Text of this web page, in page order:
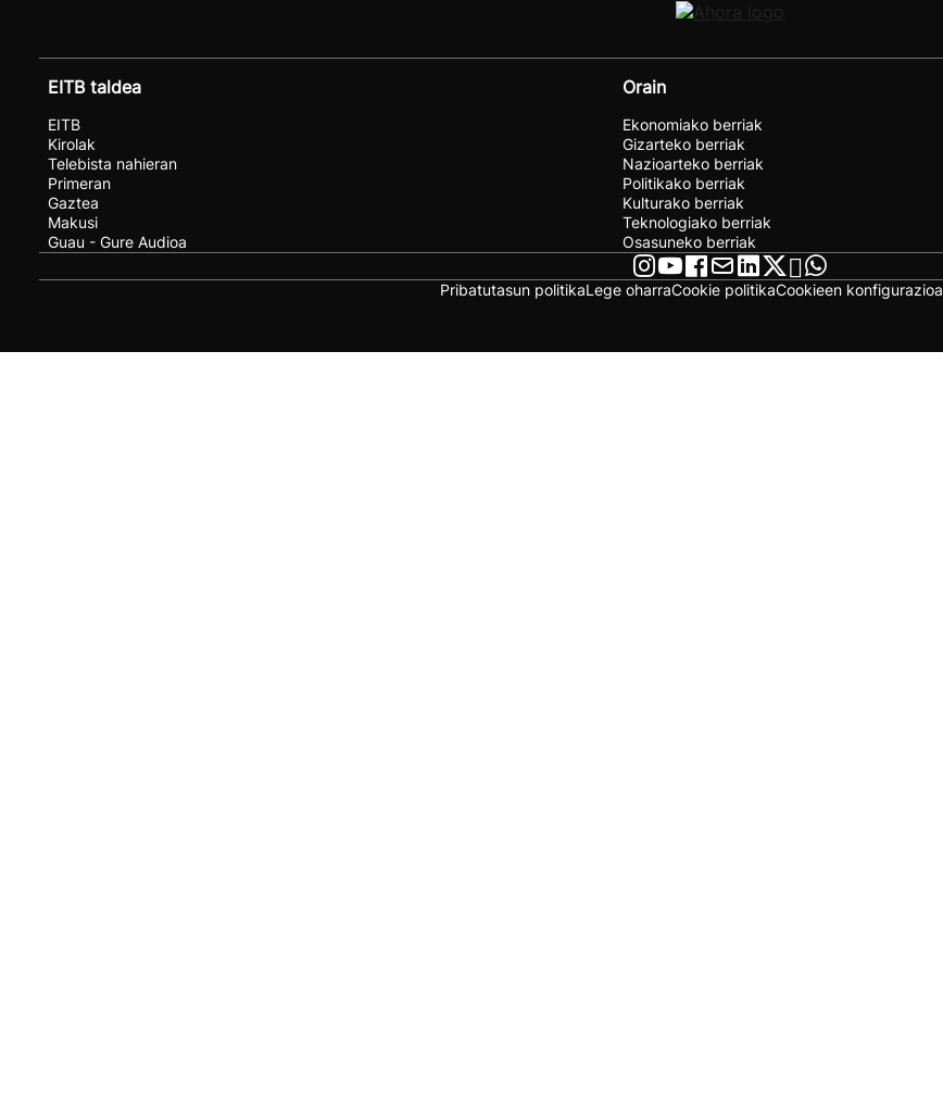
EITB taldea
EITB
Kirolak
Telebista nahieran
Primeran
Gaztea
Makusi
Guau - Gure Audioa
Orain
Ekonomiako berriak
Gizarteko berriak
Nazioarteko berriak
Politikako berriak
Kulturako berriak
Teknologiako berriak
Osasuneko berriak
Pribatutasun politikaLege oharraCookie politikaCookieen konfigurazioa